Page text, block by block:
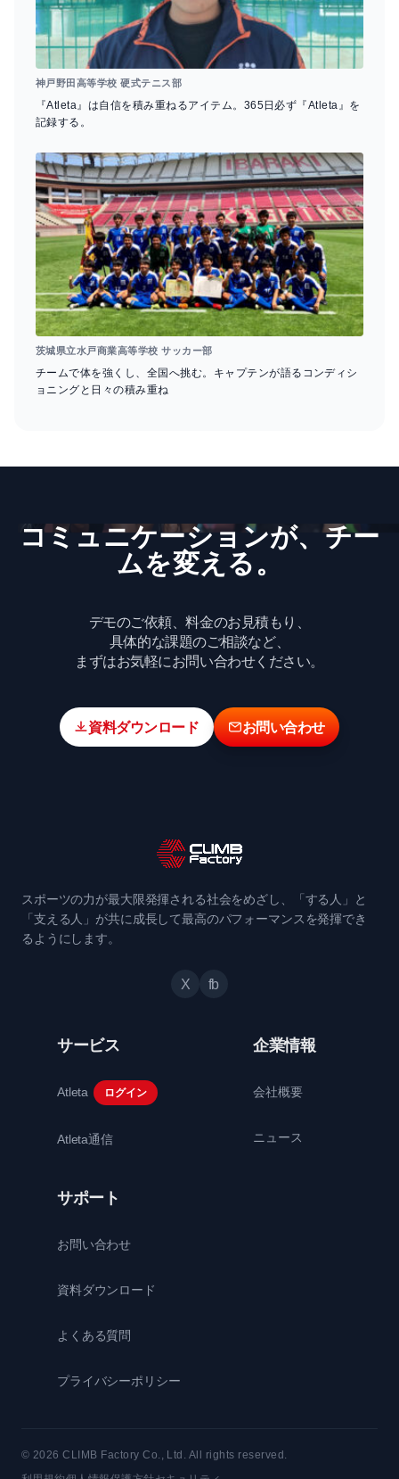
神戸野田高等学校 硬式テニス部
『Atleta』は自信を積み重ねるアイテム。365日必ず『Atleta』を
記録する。
茨城県立水戸商業高等学校 サッカー部
チームで体を強くし、全国へ挑む。キャプテンが語るコンディシ
ョニングと日々の積み重ね
コミュニケーションが、​チー
ムを​変える。
デモのご依頼、料金のお見積もり、
具体的な課題のご相談など、
まずはお気軽にお問い合わせください。
資料ダウンロード お問い合わせ
スポーツの力が最大限発揮される社会をめざし、「する人」と
「支える人」が共に成長して最高のパフォーマンスを発揮でき
るようにします。
X fb
サービス
Atleta ログイン
Atleta通信
企業情報
会社概要
ニュース
サポート
お問い合わせ
資料ダウンロード
よくある質問
プライバシーポリシー
© 2026 CLIMB Factory Co., Ltd. All rights reserved.